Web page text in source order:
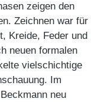
zeigen den
Zeichnen war für
Kreide, Feder und
neuen formalen
vielschichtige
Im
neu